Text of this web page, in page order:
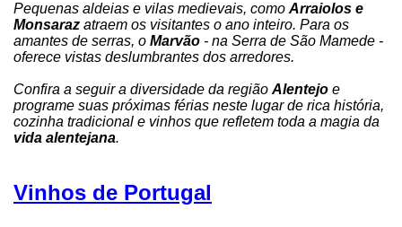
Pequenas aldeias e vilas medievais, comoArraiolos e
Monsaraz atraem os visitantes o ano inteiro. Para os
amantes de serras, o Marvão - na Serra de São Mamede -
oferece vistas deslumbrantes dos arredores.
Confira a seguir a diversidade da regiãoAlentejo e
programe suas próximas férias neste lugar de rica história,
cozinha tradicional e vinhos que refletem toda a magia da
vida alentejana.
Vinhos de Portugal